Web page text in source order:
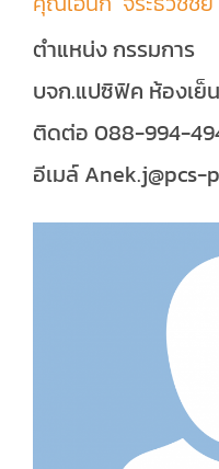
ตำแหน่ง กรรมการ
บจก.แปซิฟิค ห้องเย็น
ติดต่อ 088-994-
อีเมล์ Anek.j@pcs-